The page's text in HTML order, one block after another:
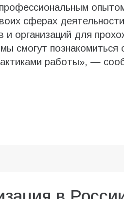
сферах
и организаций для
смогут познакомиться
работы», —